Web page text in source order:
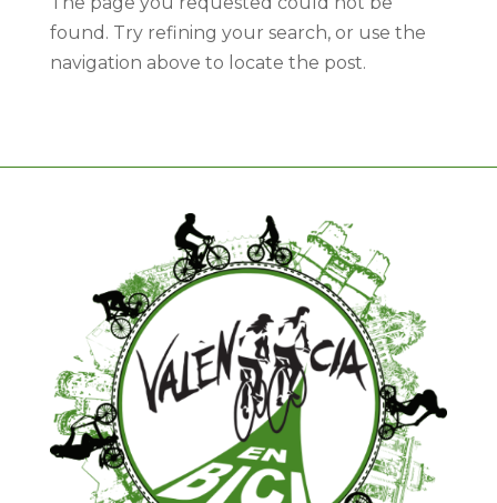
found. Try refining your search, or use the
navigation above to locate the post.